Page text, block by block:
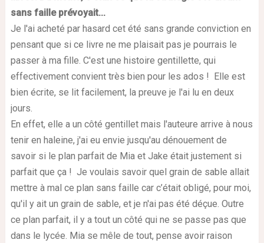
sans faille prévoyait...
Je l'ai acheté par hasard cet été sans grande conviction en
pensant que si ce livre ne me plaisait pas je pourrais le
passer à ma fille. C'est une histoire gentillette, qui
effectivement convient très bien pour les ados ! Elle est
bien écrite, se lit facilement, la preuve je l'ai lu en deux
jours.
En effet, elle a un côté gentillet mais l'auteure arrive à nous
tenir en haleine, j'ai eu envie jusqu'au dénouement de
savoir si le plan parfait de Mia et Jake était justement si
parfait que ça ! Je voulais savoir quel grain de sable allait
mettre à mal ce plan sans faille car c’était obligé, pour moi,
qu'il y ait un grain de sable, et je n'ai pas été déçue. Outre
ce plan parfait, il y a tout un côté qui ne se passe pas que
dans le lycée. Mia se mêle de tout, pense avoir raison